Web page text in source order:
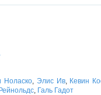
Ноласко, Элис Ив, Кевин
, Галь Гадот